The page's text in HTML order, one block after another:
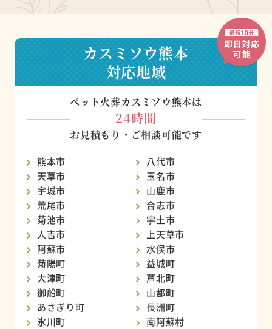
カスミソウ熊本
対応地域
ペット火葬カスミソウ熊本は
24時間
お見積もり・ご相談可能です
熊本市
八代市
天草市
玉名市
宇城市
山鹿市
荒尾市
合志市
菊池市
宇土市
人吉市
上天草市
阿蘇市
水俣市
菊陽町
益城町
大津町
芦北町
御船町
山都町
あさぎり町
長洲町
氷川町
南阿蘇村